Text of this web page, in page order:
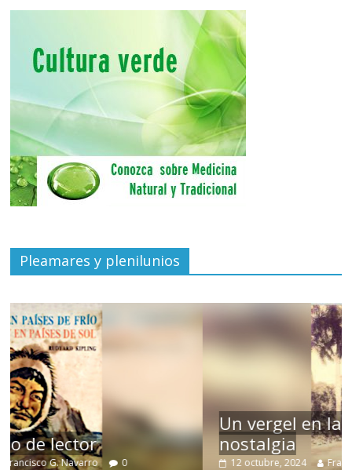
Pleamares y plenilunios
Un vergel en las nieblas de la
nostalgia
12 octubre, 2024 Francisco G. Navarro 0